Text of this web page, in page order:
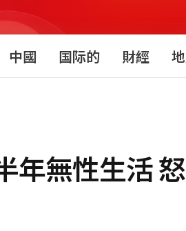
中國 国际的 財經
年無性生活